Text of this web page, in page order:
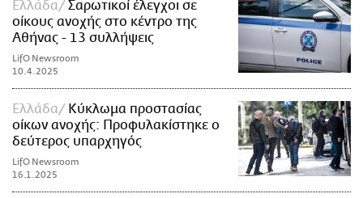
Ελλάδα
Σαρωτικοί έλεγχοι σε
οίκους ανοχής στο κέντρο της
Αθήνας - 13 συλλήψεις
LifO Newsroom
10.4.2025
Ελλάδα
Κύκλωμα προστασίας
οίκων ανοχής: Προφυλακίστηκε ο
δεύτερος υπαρχηγός
LifO Newsroom
16.1.2025